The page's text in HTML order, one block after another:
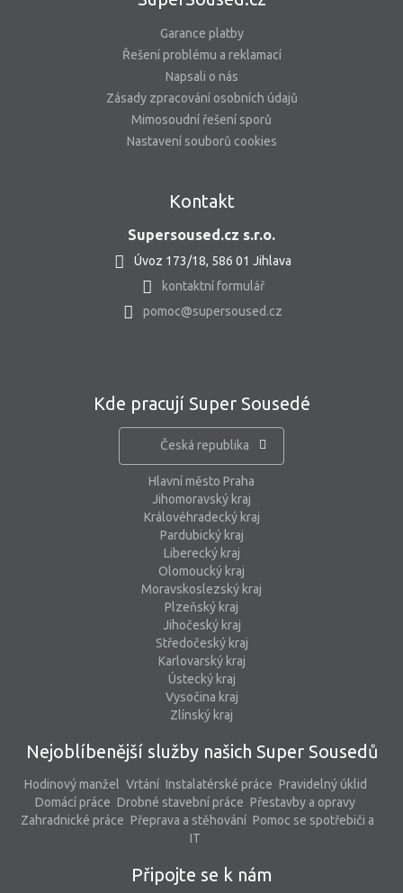
Garance platby
Řešení problému a reklamací
Napsali o nás
Zásady zpracování osobních údajů
Mimosoudní řešení sporů
Nastavení souborů cookies
Kontakt
Supersoused.cz s.r.o.
Úvoz 173/18, 586 01 Jihlava
kontaktní formulář
pomoc@supersoused.cz
Kde pracují Super Sousedé
Česká republika
Hlavní město Praha
Jihomoravský kraj
Královéhradecký kraj
Pardubický kraj
Liberecký kraj
Olomoucký kraj
Moravskoslezský kraj
Plzeňský kraj
Jihočeský kraj
Středočeský kraj
Karlovarský kraj
Ústecký kraj
Vysočina kraj
Zlínský kraj
Nejoblíbenější služby našich Super Sousedů
Hodinový manžel Vrtání Instalatérské práce Pravidelný úklid
Domácí práce Drobné stavební práce Přestavby a opravy
Zahradnické práce Přeprava a stěhování Pomoc se spotřebiči a
IT
Připojte se k nám